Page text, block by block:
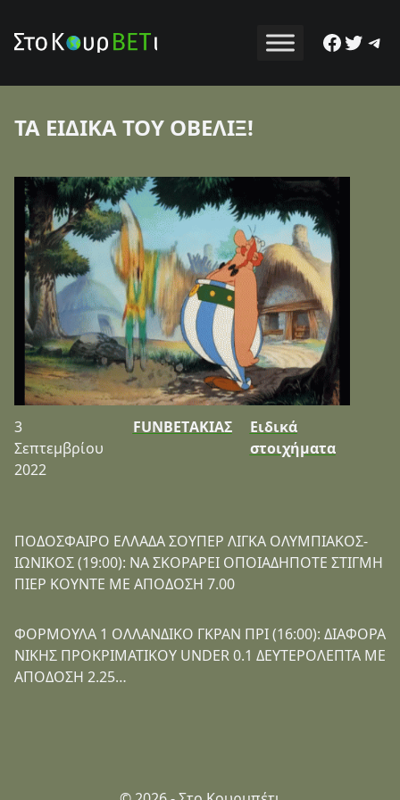
ΤΑ ΕΙΔΙΚΑ ΤΟΥ ΟΒΕΛΙΞ!
3
Σεπτεμβρίου
2022
FUNBETΑΚΙΑΣ
Ειδικά
στοιχήματα
ΠΟΔΟΣΦΑΙΡΟ ΕΛΛΑΔΑ ΣΟΥΠΕΡ ΛΙΓΚΑ ΟΛΥΜΠΙΑΚΟΣ-
ΙΩΝΙΚΟΣ (19:00): ΝΑ ΣΚΟΡΑΡΕΙ ΟΠΟΙΑΔΗΠΟΤΕ ΣΤΙΓΜΗ
ΠΙΕΡ ΚΟΥΝΤΕ ΜΕ ΑΠΟΔΟΣΗ 7.00
ΦΟΡΜΟΥΛΑ 1 ΟΛΛΑΝΔΙΚΟ ΓΚΡΑΝ ΠΡΙ (16:00): ΔΙΑΦΟΡΑ
ΝΙΚΗΣ ΠΡΟΚΡΙΜΑΤΙΚΟΥ UNDER 0.1 ΔΕΥΤΕΡΟΛΕΠΤΑ ΜΕ
ΑΠΟΔΟΣΗ 2.25…